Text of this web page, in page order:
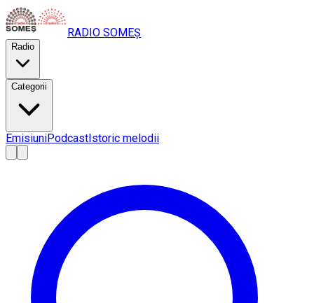
RADIO SOMEȘ
Radio
Categorii
EmisiuniPodcastIstoric melodii
AA